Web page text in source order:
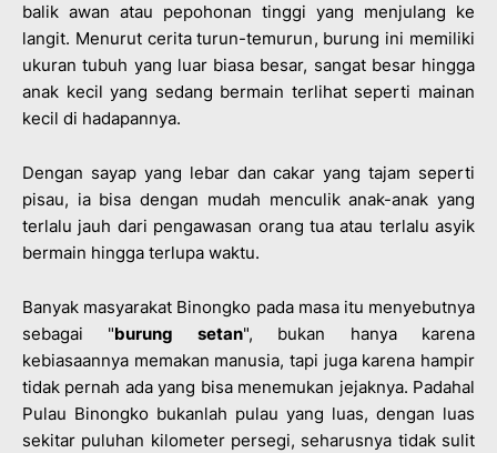
balik awan atau pepohonan tinggi yang menjulang ke
langit. Menurut cerita turun-temurun, burung ini memiliki
ukuran tubuh yang luar biasa besar, sangat besar hingga
anak kecil yang sedang bermain terlihat seperti mainan
kecil di hadapannya.
Dengan sayap yang lebar dan cakar yang tajam seperti
pisau, ia bisa dengan mudah menculik anak-anak yang
terlalu jauh dari pengawasan orang tua atau terlalu asyik
bermain hingga terlupa waktu.
Banyak masyarakat Binongko pada masa itu menyebutnya
sebagai "burung setan", bukan hanya karena
kebiasaannya memakan manusia, tapi juga karena hampir
tidak pernah ada yang bisa menemukan jejaknya. Padahal
Pulau Binongko bukanlah pulau yang luas, dengan luas
sekitar puluhan kilometer persegi, seharusnya tidak sulit